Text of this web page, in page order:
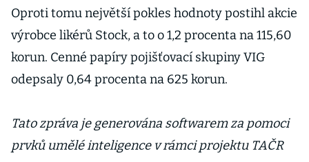
Oproti tomu největší pokles hodnoty postihl akcie
výrobce likérů Stock, a to o 1,2 procenta na 115,60
korun. Cenné papíry pojišťovací skupiny VIG
odepsaly 0,64 procenta na 625 korun.
Tato zpráva je generována softwarem za pomoci
prvků umělé inteligence v rámci projektu TAČR